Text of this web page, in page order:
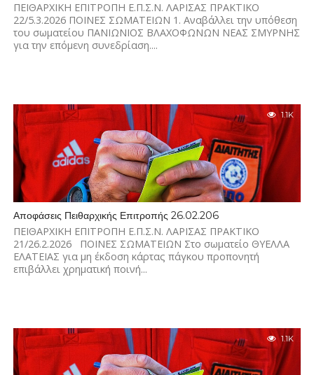
ΠΕΙΘΑΡΧΙΚΗ ΕΠΙΤΡΟΠΗ Ε.Π.Σ.Ν. ΛΑΡΙΣΑΣ ΠΡΑΚΤΙΚΟ
22/5.3.2026 ΠΟΙΝΕΣ ΣΩΜΑΤΕΙΩΝ 1. Αναβάλλει την υπόθεση
του σωματείου ΠΑΝΙΩΝΙΟΣ ΒΛΑΧΟΦΩΝΩΝ ΝΕΑΣ ΣΜΥΡΝΗΣ
για την επόμενη συνεδρίαση....
1.1K
Αποφάσεις Πειθαρχικής Επιτροπής 26.02.206
ΠΕΙΘΑΡΧΙΚΗ ΕΠΙΤΡΟΠΗ Ε.Π.Σ.Ν. ΛΑΡΙΣΑΣ ΠΡΑΚΤΙΚΟ
21/26.2.2026 ΠΟΙΝΕΣ ΣΩΜΑΤΕΙΩΝ Στο σωματείο ΘΥΕΛΛΑ
ΕΛΑΤΕΙΑΣ για μη έκδοση κάρτας πάγκου προπονητή
επιβάλλει χρηματική ποινή...
1.1K